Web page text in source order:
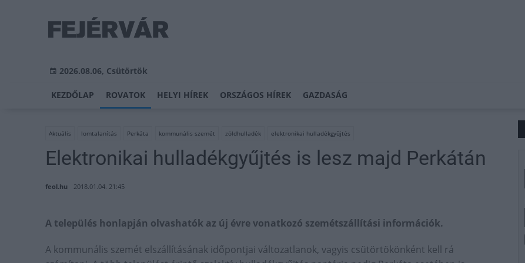
2026.08.06, Csütörtök
KEZDŐLAP ROVATOK HELYI HÍREK ORSZÁGOS HÍREK GAZDASÁG
Aktuális lomtalanítás Perkáta kommunális szemét zöldhulladék elektronikai hulladékgyűjtés
Elektronikai hulladékgyűjtés is lesz majd Perkátán
feol.hu 2018.01.04. 21:45
A település honlapján olvashatók az új évre vonatkozó szemétszállítási információk.
A kommunális szemét elszállításának időpontjai változatlanok, vagyis csütörtökönként kell rá